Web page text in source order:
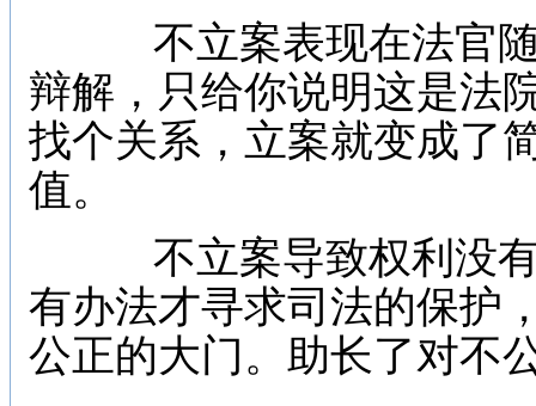
不立案表现在法官随
辩解，只给你说明这是法
找个关系，立案就变成了
值。
不立案导致权利没有
有办法才寻求司法的保护
公正的大门。助长了对不